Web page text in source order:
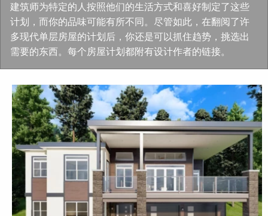
建筑师为特定的人按照他们的生活方式和喜好制定了这些
计划，而你的品味可能有所不同。尽管如此，在翻阅了许
多现代单层房屋的计划后，你还是可以抓住趋势，挑选出
需要的东西。每个房屋计划都附有设计作者的链接。